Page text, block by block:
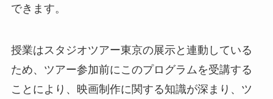
できます。
授業はスタジオツアー東京の展示と連動している
ため、ツアー参加前にこのプログラムを受講する
ことにより、映画制作に関する知識が深まり、ツ